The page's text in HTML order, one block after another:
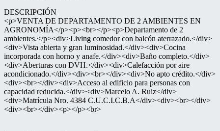
DESCRIPCIÓN
<p>VENTA DE DEPARTAMENTO DE 2 AMBIENTES EN
AGRONOMÍA</p><p><br></p><p>Departamento de 2
ambientes.</p><div>Living comedor con balcón aterrazado.</div>
<div>Vista abierta y gran luminosidad.</div><div>Cocina
incorporada con horno y anafe.</div><div>Baño completo.</div>
<div>Aberturas con DVH.</div><div>Calefacción por aire
acondicionado.</div><div><br></div><div>No apto crédito.</div>
<div><br></div><div>Acceso al edificio para personas con
capacidad reducida.</div><div>Marcelo A. Ruiz</div>
<div>Matrícula Nro. 4384 C.U.C.I.C.B.A</div><div><br></div>
<div><br></div><p></p><br>